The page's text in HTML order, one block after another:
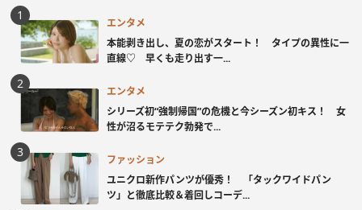
エンタメ
本能剥き出し、夏の恋がスタート！ タイプの異性に一
直線♡ 早くも走り出す一...
エンタメ
シリーズ初“強制帰国”の危機と今シーズン初キス！ 女
性が沼るモテテク勃発で...
ファッション
ユニクロ新作パンツが優秀！ 「タックワイドパン
ツ」と徹底比較＆着回しコーデ...